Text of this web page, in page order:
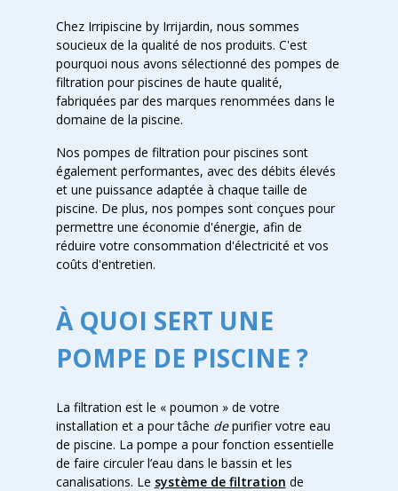
Chez Irripiscine by Irrijardin, nous sommes
soucieux de la qualité de nos produits. C'est
pourquoi nous avons sélectionné des pompes de
filtration pour piscines de haute qualité,
fabriquées par des marques renommées dans le
domaine de la piscine.
Nos pompes de filtration pour piscines sont
également performantes, avec des débits élevés
et une puissance adaptée à chaque taille de
piscine. De plus, nos pompes sont conçues pour
permettre une économie d'énergie, afin de
réduire votre consommation d'électricité et vos
coûts d'entretien.
À QUOI SERT UNE
POMPE DE PISCINE ?
La filtration est le « poumon » de votre
installation et a pour tâche depurifier votre eau
de piscine. La pompe a pour fonction essentielle
de faire circuler l’eau dans le bassin et les
canalisations. Le système de filtration de